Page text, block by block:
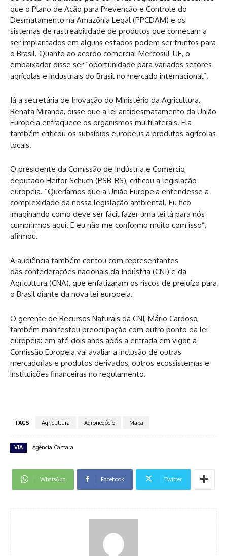
que o Plano de Ação para Prevenção e Controle do
Desmatamento na Amazônia Legal (PPCDAM) e os
sistemas de rastreabilidade de produtos que começam a
ser implantados em alguns estados podem ser trunfos para
o Brasil. Quanto ao acordo comercial Mercosul-UE, o
embaixador disse ser “oportunidade para variados setores
agrícolas e industriais do Brasil no mercado internacional”.
Já a secretária de Inovação do Ministério da Agricultura,
Renata Miranda, disse que a lei antidesmatamento da União
Europeia enfraquece os organismos multilaterais. Ela
também criticou os subsídios europeus a produtos agrícolas
locais.
O presidente da Comissão de Indústria e Comércio,
deputado Heitor Schuch (PSB-RS), criticou a legislação
europeia. “Queríamos que a União Europeia entendesse a
complexidade da nossa legislação ambiental. Eu fico
imaginando como deve ser fácil fazer uma lei lá para nós
cumprirmos aqui. E eu não me conformo muito com isso”,
afirmou.
A audiência também contou com representantes
das confederações nacionais da Indústria (CNI) e da
Agricultura (CNA), que enfatizaram os riscos de prejuízo para
o Brasil diante da nova lei europeia.
O gerente de Recursos Naturais da CNI, Mário Cardoso,
também manifestou preocupação com outro ponto da lei
europeia: em até dois anos após a entrada em vigor, a
Comissão Europeia vai avaliar a inclusão de outras
mercadorias e produtos derivados, outros ecossistemas e
instituições financeiras no regulamento.
TAGS Agricultura Agronegócio Mapa
VIA Agência Câmara
WhatsApp Facebook Twitter